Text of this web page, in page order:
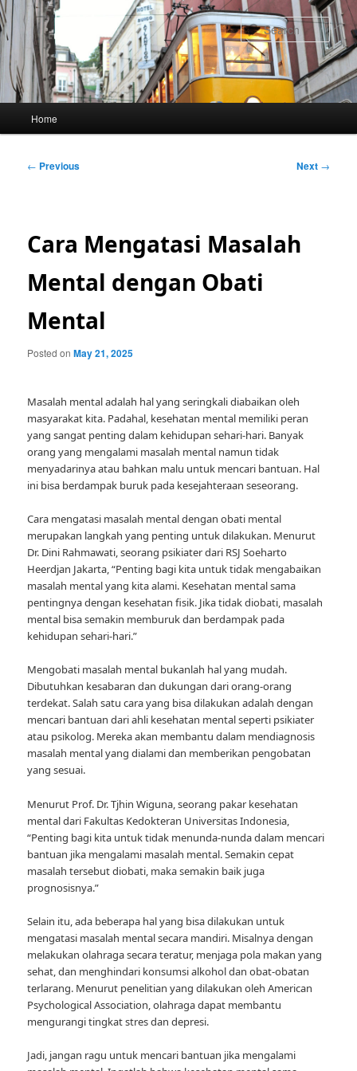
Skip
to
primary
content
Home
Post
← Previous Next →
Cara Mengatasi Masalah
Mental dengan Obati
Mental
Posted onMay 21, 2025
Masalah mental adalah hal yang seringkali diabaikan oleh
masyarakat kita. Padahal, kesehatan mental memiliki peran
yang sangat penting dalam kehidupan sehari-hari. Banyak
orang yang mengalami masalah mental namun tidak
menyadarinya atau bahkan malu untuk mencari bantuan. Hal
ini bisa berdampak buruk pada kesejahteraan seseorang.
Cara mengatasi masalah mental dengan obati mental
merupakan langkah yang penting untuk dilakukan. Menurut
Dr. Dini Rahmawati, seorang psikiater dari RSJ Soeharto
Heerdjan Jakarta, “Penting bagi kita untuk tidak mengabaikan
masalah mental yang kita alami. Kesehatan mental sama
pentingnya dengan kesehatan fisik. Jika tidak diobati, masalah
mental bisa semakin memburuk dan berdampak pada
kehidupan sehari-hari.”
Mengobati masalah mental bukanlah hal yang mudah.
Dibutuhkan kesabaran dan dukungan dari orang-orang
terdekat. Salah satu cara yang bisa dilakukan adalah dengan
mencari bantuan dari ahli kesehatan mental seperti psikiater
atau psikolog. Mereka akan membantu dalam mendiagnosis
masalah mental yang dialami dan memberikan pengobatan
yang sesuai.
Menurut Prof. Dr. Tjhin Wiguna, seorang pakar kesehatan
mental dari Fakultas Kedokteran Universitas Indonesia,
“Penting bagi kita untuk tidak menunda-nunda dalam mencari
bantuan jika mengalami masalah mental. Semakin cepat
masalah tersebut diobati, maka semakin baik juga
prognosisnya.”
Selain itu, ada beberapa hal yang bisa dilakukan untuk
mengatasi masalah mental secara mandiri. Misalnya dengan
melakukan olahraga secara teratur, menjaga pola makan yang
sehat, dan menghindari konsumsi alkohol dan obat-obatan
terlarang. Menurut penelitian yang dilakukan oleh American
Psychological Association, olahraga dapat membantu
mengurangi tingkat stres dan depresi.
Jadi, jangan ragu untuk mencari bantuan jika mengalami